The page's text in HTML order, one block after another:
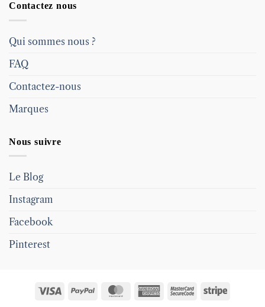
Contactez nous
Qui sommes nous ?
FAQ
Contactez-nous
Marques
Nous suivre
Le Blog
Instagram
Facebook
Pinterest
Visa PayPal MasterCardAmericanMasterCardStripe